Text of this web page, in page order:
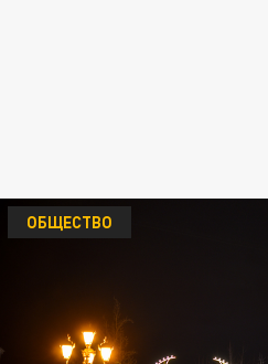
ОБЩЕСТВО